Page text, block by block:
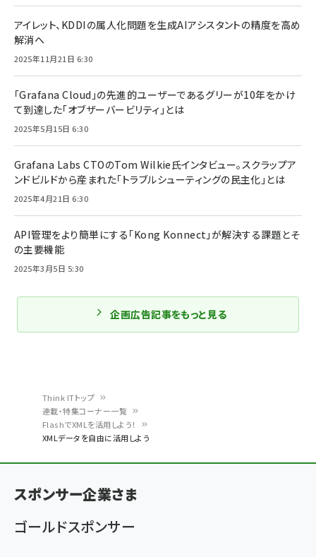
く
ず
Think ITトップ
連載・特集コーナー一覧
FlashでXMLを活用しよう！
XMLデータを自由に活用しよう
アイレット、KDDIの属人化問題を生成AIアシスタントの精度を高め
解消へ
2025年11月21日 6:30
「Grafana Cloud」の先進的ユーザーであるグリーが10年をかけ
て到達した「オブザーバービリティ」とは
2025年5月15日 6:30
Grafana Labs CTOのTom Wilkie氏インタビュー。スクラップア
ンドビルドから産まれた「トラブルシューティングの民主化」とは
2025年4月21日 6:30
API管理をより簡単にする「Kong Konnect」が解決する課題とそ
の主要機能
2025年3月5日 5:30
企画広告記事をもっと見る
スポンサー企業さま
ゴールドスポンサー